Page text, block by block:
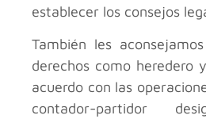
establecer los consejos
También les
derechos como heredero
acuerdo con las
contador-partidor